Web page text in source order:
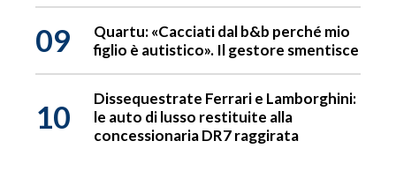
09
Quartu: «Cacciati dal b&b perché mio
figlio è autistico». Il gestore smentisce
10
Dissequestrate Ferrari e Lamborghini:
le auto di lusso restituite alla
concessionaria DR7 raggirata